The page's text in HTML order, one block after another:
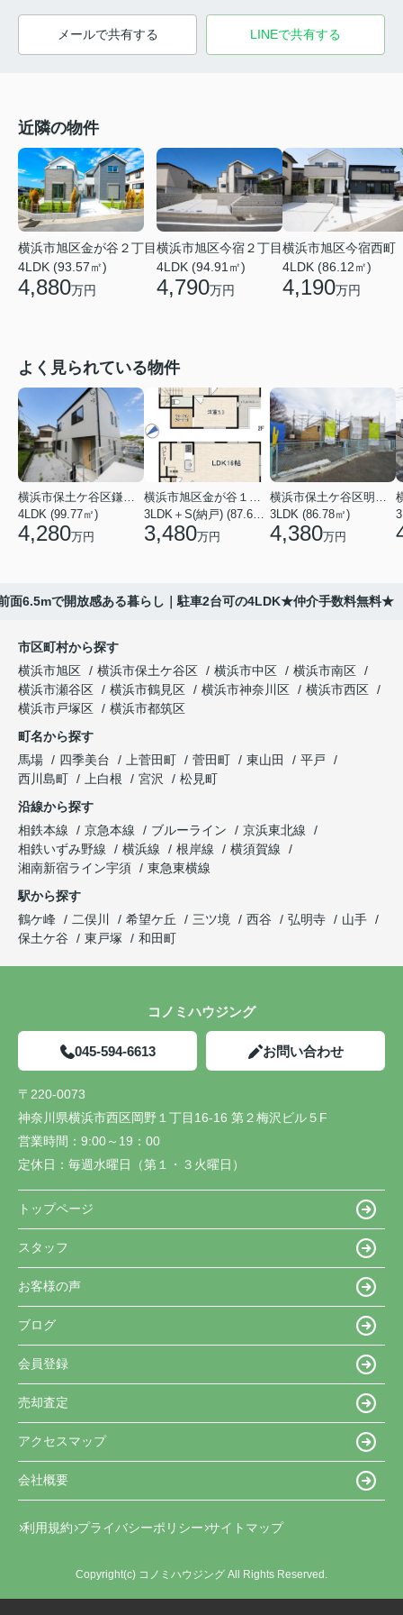
メールで共有する LINEで共有する
近隣の物件
横浜市旭区金が谷２丁目
4LDK (93.57㎡)
4,880万円
横浜市旭区今宿２丁目
4LDK (94.91㎡)
4,790万円
横浜市旭区今宿西町
4LDK (86.12㎡)
4,190万円
よく見られている物件
4LDK (99.77㎡)
4,280万円 3,480万円
3LDK (86.78㎡)
4,380万円
面6.5mで開放感ある暮らし｜駐車2台可の4LDK★仲介手数料無料★
市区町村から探す
横浜市旭区
横浜市保土ケ谷区 横浜市中区
横浜市南区
横浜市瀬谷区
横浜市鶴見区 横浜市神奈川区
横浜市西区
横浜市戸塚区
横浜市都筑区
町名から探す
馬場
四季美台 上菅田町 菅田町 東山田
平戸
西川島町
上白根 宮沢
松見町
沿線から探す
相鉄本線
京急本線 ブルーライン
京浜東北線
相鉄いずみ野線
横浜線 根岸線
横須賀線
湘南新宿ライン宇須
東急東横線
駅から探す
鶴ケ峰
二俣川 希望ケ丘 三ツ境 西谷 弘明寺
山手
保土ケ谷
東戸塚 和田町
コノミハウジング
045-594-6613 お問い合わせ
〒220-0073
神奈川県横浜市西区岡野１丁目16-16 第２梅沢ビル５F
営業時間： 9:00～19：00
定休日： 毎週水曜日（第１・３火曜日）
トップページ
スタッフ
お客様の声
ブログ
会員登録
売却査定
アクセスマップ
会社概要
利用規約 プライバシーポリシー サイトマップ
Copyright(c) コノミハウジング All Rights Reserved.